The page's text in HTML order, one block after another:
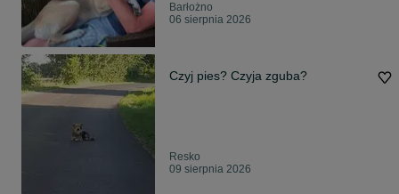
Barłożno
06 sierpnia 2026
Czyj pies? Czyja zguba?
Resko
09 sierpnia 2026